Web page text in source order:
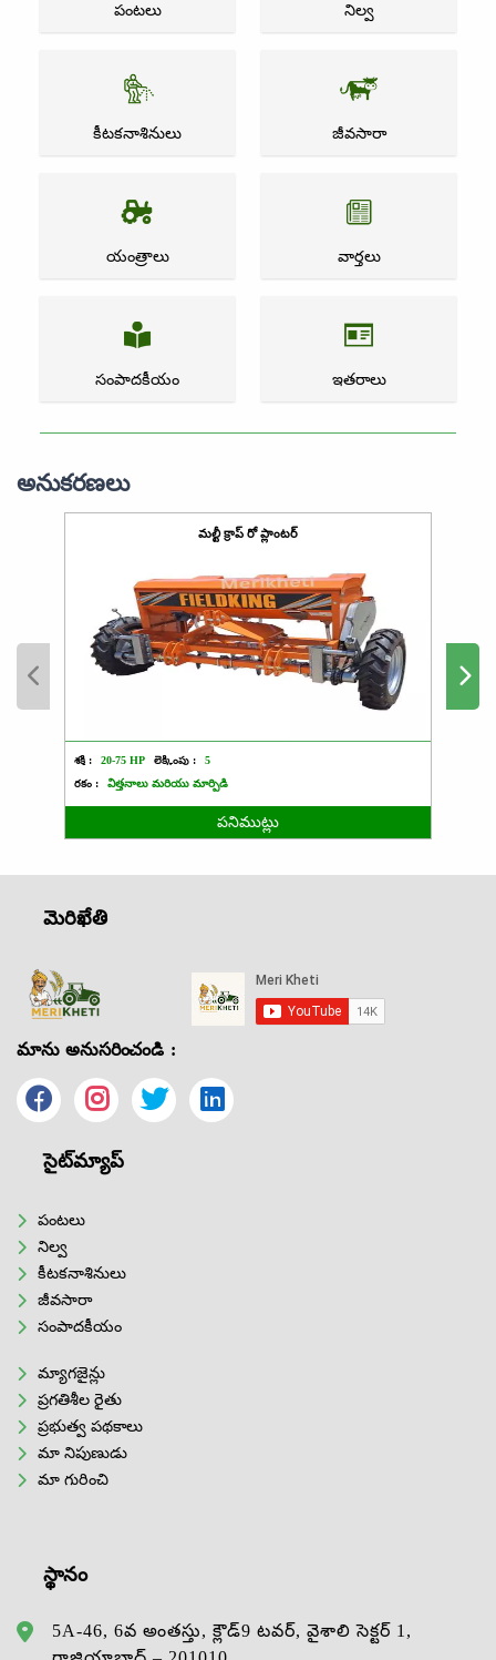
పంటలు నిల్వ
కీటకనాశినులు జీవసారా
యంత్రాలు వార్తలు
సంపాదకీయం ఇతరాలు
అనుకరణలు
మల్టీ క్రాప్ రో ప్లాంటర్
శక్తి : 20-75 HP లెక్కింపు :
5
రకం :
విత్తనాలు మరియు మార్పిడి
పనిముట్లు
మెరిఖేతి
మాను అనుసరించండి :
సైట్‌మ్యాప్
పంటలు
నిల్వ
కీటకనాశినులు
జీవసారా
సంపాదకీయం
మ్యాగజైన్లు
ప్రగతిశీల రైతు
ప్రభుత్వ పథకాలు
మా నిపుణుడు
మా గురించి
స్థానం
5A-46, 6వ అంతస్తు, క్లౌడ్9 టవర్, వైశాలి సెక్టర్ 1,